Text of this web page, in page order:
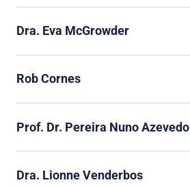
Dra. Eva McGrowder
Rob Cornes
Prof. Dr. Pereira Nuno Azevedo
Dra. Lionne Venderbos